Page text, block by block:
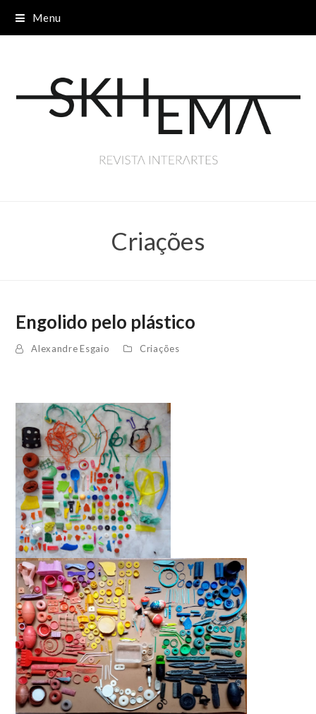
Menu
Criações
Engolido pelo plástico
Alexandre Esgaio Criações